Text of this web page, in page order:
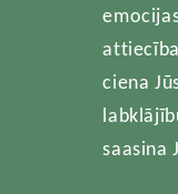
ciena
saasina